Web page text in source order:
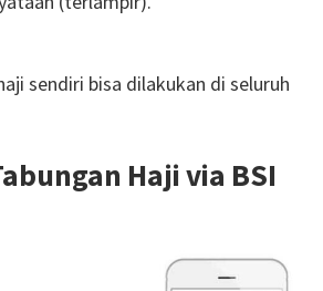
sendiri bisa dilakukan di seluruh
Haji via BSI